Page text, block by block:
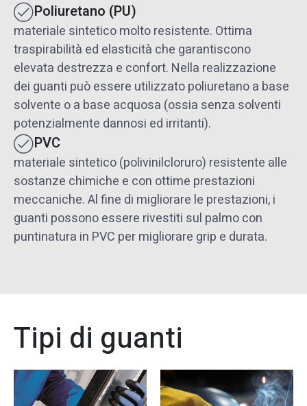
Poliuretano (PU)
materiale sintetico molto resistente. Ottima
traspirabilità ed elasticità che garantiscono
elevata destrezza e confort. Nella realizzazione
dei guanti può essere utilizzato poliuretano a base
solvente o a base acquosa (ossia senza solventi
potenzialmente dannosi ed irritanti).
PVC
materiale sintetico (polivinilcloruro) resistente alle
sostanze chimiche e con ottime prestazioni
meccaniche. Al fine di migliorare le prestazioni, i
guanti possono essere rivestiti sul palmo con
puntinatura in PVC per migliorare grip e durata.
Tipi di guanti